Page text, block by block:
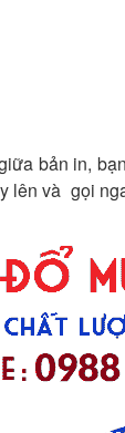
bản in,
lên và gọi